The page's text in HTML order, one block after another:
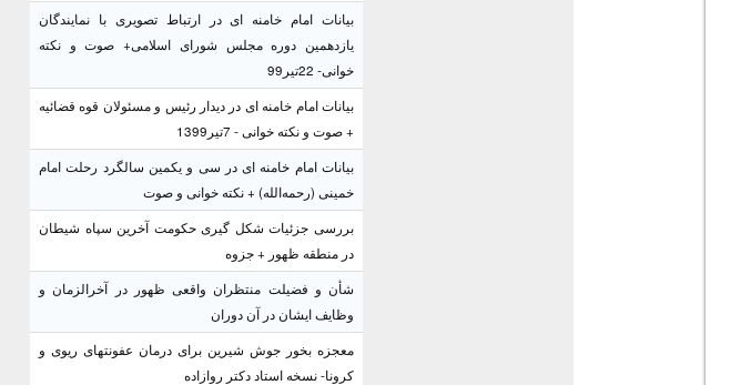
بیانات امام خامنه ای در ارتباط تصویری با نمایندگان
یازدهمین دوره مجلس شورای اسلامی+ صوت و نکته
خوانی- 22تیر99
بیانات امام خامنه ای در دیدار رئیس و مسئولان قوه قضائیه
+ صوت و نکته خوانی - 7تیر1399
بیانات امام خامنه ای در سی و یکمین سالگرد رحلت امام
خمینی (رحمه‌الله) + نکته خوانی و صوت
بررسی جزئیات شکل گیری حکومت آخرین سپاه شیطان
در منطقه ظهور + جزوه
شأن و فضیلت منتظران واقعی ظهور در آخرالزمان و
وظایف ایشان در آن دوران
معجزه بخور جوش شیرین برای درمان عفونتهای ریوی و
کرونا- نسخه استاد دکتر روازاده